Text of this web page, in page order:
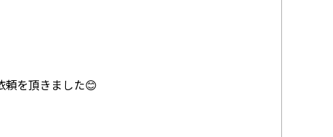
頼を頂きました😊